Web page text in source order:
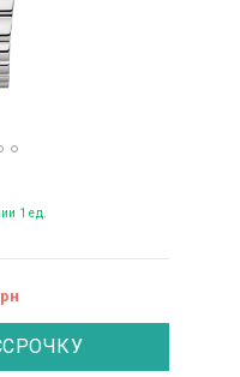
1 ед.